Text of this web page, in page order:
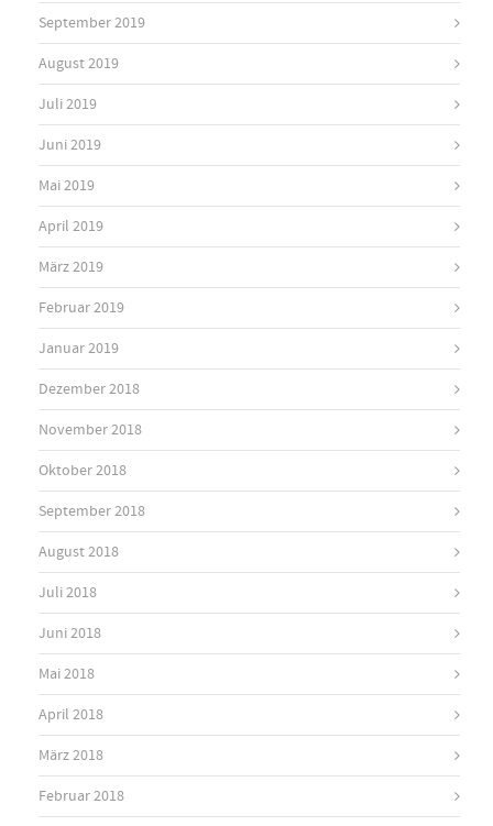
September 2019
August 2019
Juli 2019
Juni 2019
Mai 2019
April 2019
März 2019
Februar 2019
Januar 2019
Dezember 2018
November 2018
Oktober 2018
September 2018
August 2018
Juli 2018
Juni 2018
Mai 2018
April 2018
März 2018
Februar 2018